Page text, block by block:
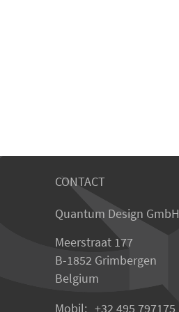
CONTACT
Quantum Design GmbH
Meerstraat 177
B-1852 Grimbergen
Belgium
Mobil: +32 495 797175